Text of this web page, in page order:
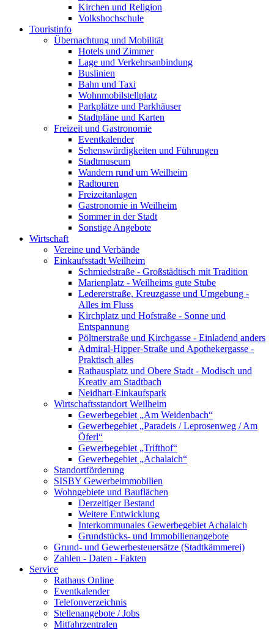
Kirchen und Religion
Volkshochschule
Touristinfo
Übernachtung und Mobilität
Hotels und Zimmer
Lage und Verkehrsanbindung
Buslinien
Bahn und Taxi
Wohnmobilstellplatz
Parkplätze und Parkhäuser
Stadtpläne und Karten
Freizeit und Gastronomie
Eventkalender
Sehenswürdigkeiten und Führungen
Stadtmuseum
Wandern rund um Weilheim
Radtouren
Freizeitanlagen
Gastronomie in Weilheim
Sommer in der Stadt
Sonstige Angebote
Wirtschaft
Vereine und Verbände
Einkaufsstadt Weilheim
Schmiedstraße - Großstädtisch mit Tradition
Marienplatz - Weilheims gute Stube
Ledererstraße, Kreuzgasse und Umgebung -
Alles im Fluss
Kirchplatz und Hofstraße - Sonne und
Entspannung
Pöltnerstraße und Kirchgasse - Einladend anders
Admiral-Hipper-Straße und Apothekergasse -
Praktisch alles
Rathausplatz und Obere Stadt - Modisch und
Kreativ am Stadtbach
Neidhart-Einkaufspark
Wirtschaftsstandort Weilheim
Gewerbegebiet „Am Weidenbach“
Gewerbegebiet „Paradeis / Leprosenweg / Am
Öferl“
Gewerbegebiet „Trifthof“
Gewerbegebiet „Achalaich“
Standortförderung
SISBY Gewerbeimmobilien
Wohngebiete und Bauflächen
Derzeitiger Bestand
Weitere Entwicklung
Interkommunales Gewerbegebiet Achalaich
Grundstücks- und Immobilienangebote
Grund- und Gewerbesteuersätze (Stadtkämmerei)
Zahlen - Daten - Fakten
Service
Rathaus Online
Eventkalender
Telefonverzeichnis
Stellenangebote / Jobs
Mitfahrzentralen